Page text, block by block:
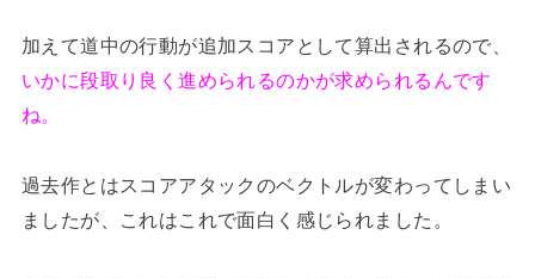
加えて道中の行動が追加スコアとして算出されるので、
いかに段取り良く進められるのかが求められるんです
ね。
過去作とはスコアアタックのベクトルが変わってしまい
ましたが、これはこれで面白く感じられました。